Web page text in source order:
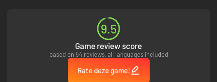
De oceaan is veel dieper dan je je voor kan stellen. Vecht je een weg door
bossen van algen, koraalriffen, steden vol zandkastelen en zelfs de
ontzagwekkende duisternis van de diepzeetroggen: alles om je geliefde
9.5
Game review score
based on 54 reviews, all languages included
Rate deze game!